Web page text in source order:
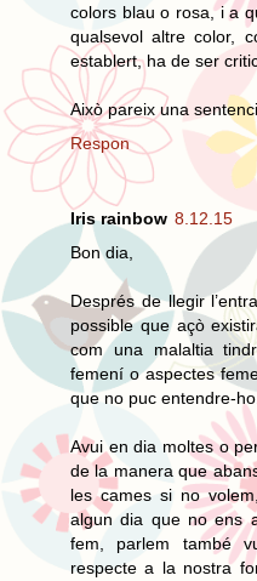
colors blau o rosa, i a
qualsevol altre color,
establert, ha de ser
Això pareix una
Respon
Iris rainbow 8.12.15
Bon dia,
Després de llegir
possible que açò
com una malaltia
femení o aspectes
que no puc entendre-
Avui en dia moltes o
de la manera que
les cames si no
algun dia que no ens
fem, parlem també
respecte a la nostra